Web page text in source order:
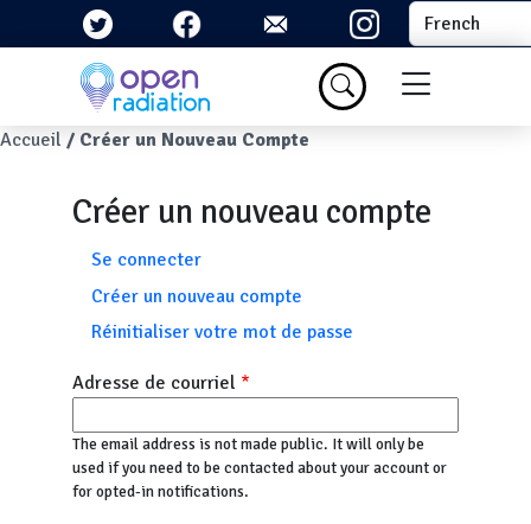
Aller au contenu principal Select your
Menu du
Fil d'Ariane
Accueil Créer un Nouveau Compte
Créer un nouveau compte
Onglets principaux
Se connecter
Créer un nouveau compte
Réinitialiser votre mot de passe
Adresse de courriel
The email address is not made public. It will only be
used if you need to be contacted about your account or
for opted-in notifications.